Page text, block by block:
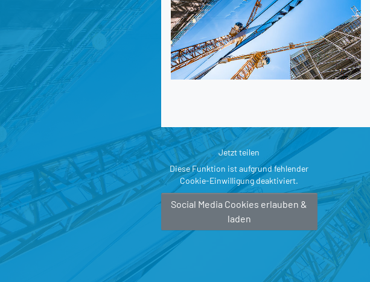
Jetzt teilen
Diese Funktion ist aufgrund fehlender
Cookie-Einwilligung deaktiviert.
Social Media Cookies erlauben &
laden